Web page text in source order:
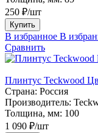
250 ₽/шт
Купить
В избранное В
Сравнить
Плинтус Teckwood
Страна: Россия
Производитель:
Толщина, мм: 100
1 090 ₽/шт